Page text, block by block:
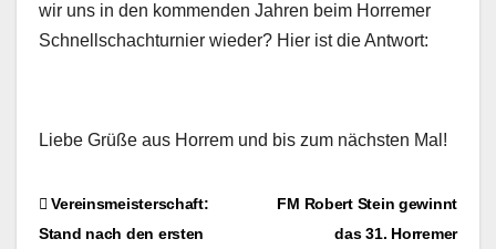
wir uns in den kommenden Jahren beim Horremer
Schnellschachturnier wieder? Hier ist die Antwort:
Liebe Grüße aus Horrem und bis zum nächsten Mal!
BeitragsnavigationFM Robert Stein gewinnt
das 31. Horremer
Vereinsmeisterschaft:
Stand nach den ersten